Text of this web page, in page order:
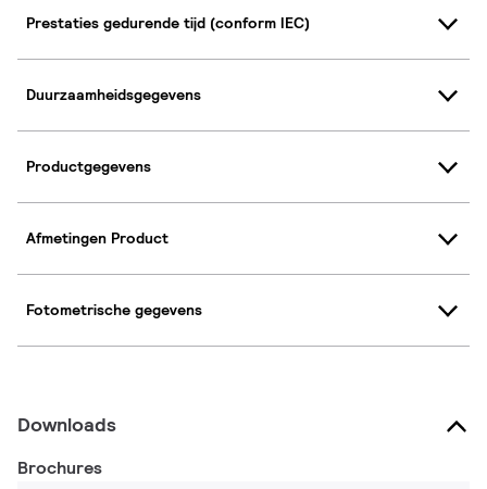
Prestaties gedurende tijd (conform IEC)
Duurzaamheidsgegevens
Productgegevens
Afmetingen Product
Fotometrische gegevens
Downloads
Brochures